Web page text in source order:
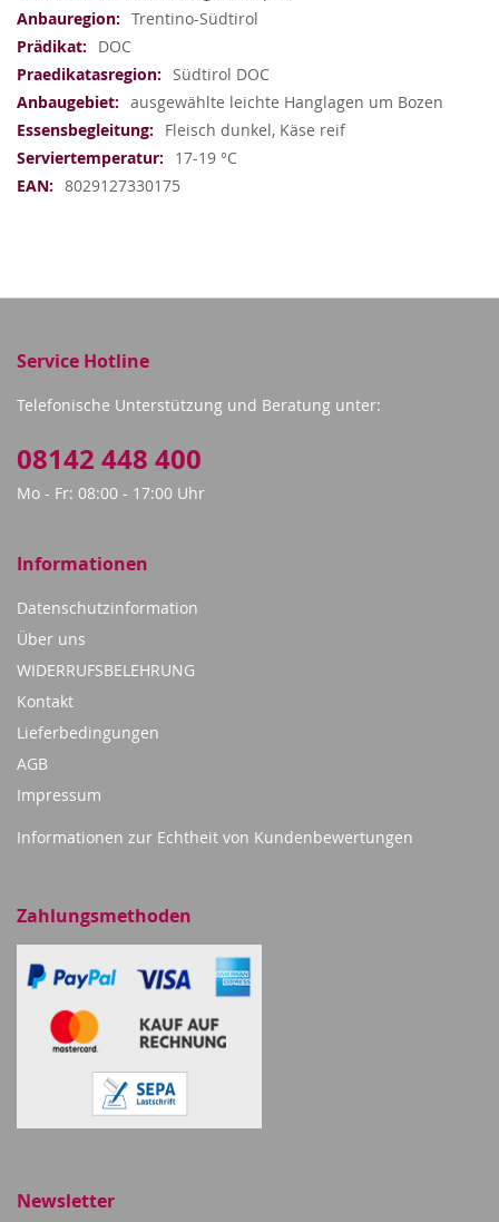
Trentino-Südtirol
DOC
Südtirol DOC
ausgewählte leichte Hanglagen um Bozen
Fleisch dunkel, Käse reif
17-19 °C
8029127330175
Service Hotline
Telefonische Unterstützung und Beratung unter:
08142 448 400
Mo - Fr: 08:00 - 17:00 Uhr
Informationen
Datenschutzinformation
Über uns
WIDERRUFSBELEHRUNG
Kontakt
Lieferbedingungen
AGB
Impressum
Informationen zur Echtheit von Kundenbewertungen
Zahlungsmethoden
Newsletter